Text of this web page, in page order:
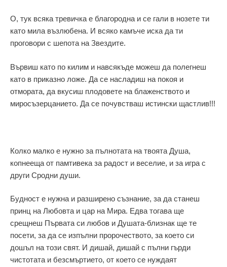
О, тук всяка тревичка е благородна и се гали в нозете ти
като мила възлюбена. И всяко камъче иска да ти
проговори с шепота на Звездите.
Вървиш като по килим и навсякъде можеш да полегнеш
като в приказно ложе. Да се насладиш на покоя и
отмората, да вкусиш плодовете на блаженството и
миросъзерцанието. Да се почувстваш истински щастлив!!!
Колко малко е нужно за пълнотата на твоята Душа,
копнееща от памтивека за радост и веселие, и за игра с
други Сродни души.
Будност е нужна и разширено съзнание, за да станеш
принц на Любовта и цар на Мира. Едва тогава ще
срещнеш Първата си любов и Душата-близнак ще те
посети, за да се изпълни пророчеството, за което си
дошъл на този свят. И дишай, дишай с пълни гърди
чистотата и безсмъртието, от което се нуждаят